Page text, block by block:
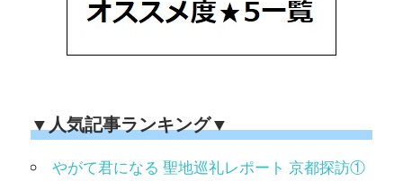
▼人気記事ランキング▼
やがて君になる 聖地巡礼レポート 京都探訪①